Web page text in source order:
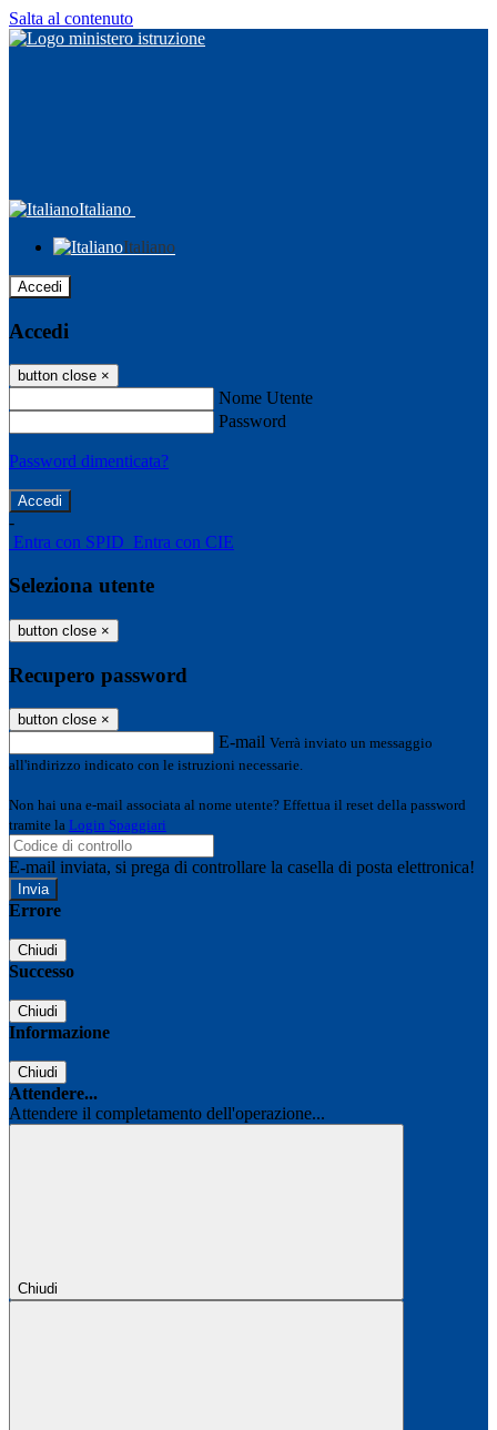
Salta al contenuto
Italiano
Italiano
Accedi
Accedi
button close ×
Nome Utente
Password
Password dimenticata?
-
Entra con SPID Entra con CIE
Seleziona utente
button close ×
Recupero password
button close ×
E-mail Verrà inviato un messaggio
all'indirizzo indicato con le istruzioni necessarie.
Non hai una e-mail associata al nome utente? Effettua il reset della password
tramite la Login Spaggiari
E-mail inviata, si prega di controllare la casella di posta elettronica!
Errore
Chiudi
Successo
Chiudi
Informazione
Chiudi
Attendere...
Attendere il completamento dell'operazione...
Chiudi